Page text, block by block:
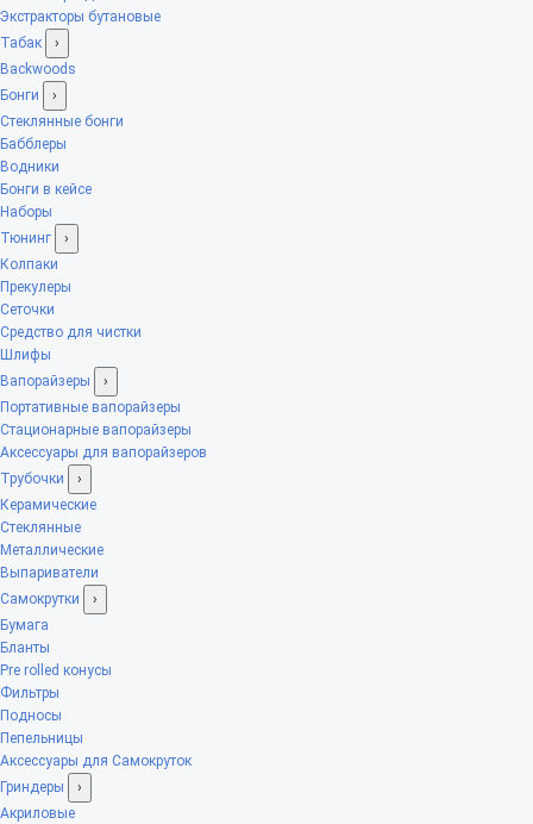
Экстракторы бутановые
Табак
›
Backwoods
Бонги
›
Стеклянные бонги
Бабблеры
Водники
Бонги в кейсе
Наборы
Тюнинг
›
Колпаки
Прекулеры
Сеточки
Средство для чистки
Шлифы
Вапорайзеры
›
Портативные вапорайзеры
Стационарные вапорайзеры
Аксессуары для вапорайзеров
Трубочки
›
Керамические
Стеклянные
Металлические
Выпариватели
Самокрутки
›
Бумага
Бланты
Pre rolled конусы
Фильтры
Подносы
Пепельницы
Аксессуары для Самокруток
Гриндеры
›
Акриловые